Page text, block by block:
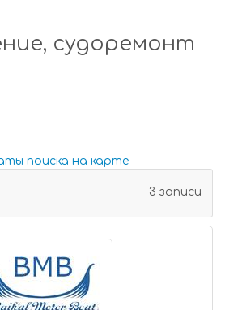
судоремонт
поиска на карте
3 записи